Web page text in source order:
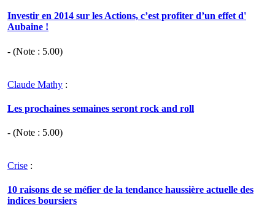
Investir en 2014 sur les Actions, c’est profiter d’un effet d'
Aubaine !
- (Note : 5.00)
Claude Mathy :
Les prochaines semaines seront rock and roll
- (Note : 5.00)
Crise :
10 raisons de se méfier de la tendance haussière actuelle des
indices boursiers